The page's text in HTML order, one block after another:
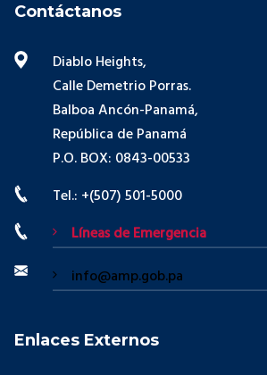
Contáctanos
Diablo Heights,
Calle Demetrio Porras.
Balboa Ancón-Panamá,
República de Panamá
P.O. BOX: 0843-00533
Tel.: +(507) 501-5000
Líneas de Emergencia
info@amp.gob.pa
Enlaces Externos